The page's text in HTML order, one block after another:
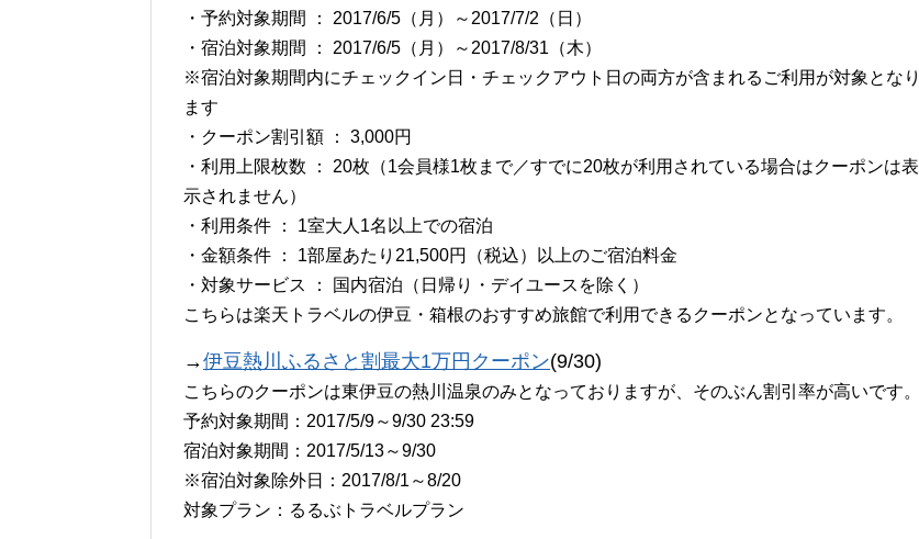
・予約対象期間 ： 2017/6/5（月）～2017/7/2（日）
・宿泊対象期間 ： 2017/6/5（月）～2017/8/31（木）
※宿泊対象期間内にチェックイン日・チェックアウト日の両方が含まれるご利用が対象となり
ます
・クーポン割引額 ： 3,000円
・利用上限枚数 ： 20枚（1会員様1枚まで／すでに20枚が利用されている場合はクーポンは表
示されません）
・利用条件 ： 1室大人1名以上での宿泊
・金額条件 ： 1部屋あたり21,500円（税込）以上のご宿泊料金
・対象サービス ： 国内宿泊（日帰り・デイユースを除く）
こちらは楽天トラベルの伊豆・箱根のおすすめ旅館で利用できるクーポンとなっています。
→伊豆熱川ふるさと割最大1万円クーポン(9/30)
こちらのクーポンは東伊豆の熱川温泉のみとなっておりますが、そのぶん割引率が高いです。
予約対象期間：2017/5/9～9/30 23:59
宿泊対象期間：2017/5/13～9/30
※宿泊対象除外日：2017/8/1～8/20
対象プラン：るるぶトラベルプラン